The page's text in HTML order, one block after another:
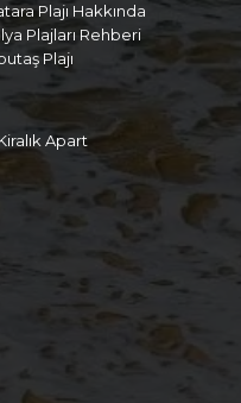
Plajı Hakkında
Plajları Rehberi
Plajı
Apart